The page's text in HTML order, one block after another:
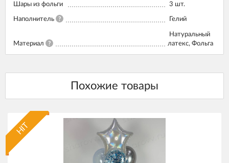
Шары из фольги 3 шт.
Наполнитель ? Гелий
Материал ?
Натуральный
латекс, Фольга
HIT